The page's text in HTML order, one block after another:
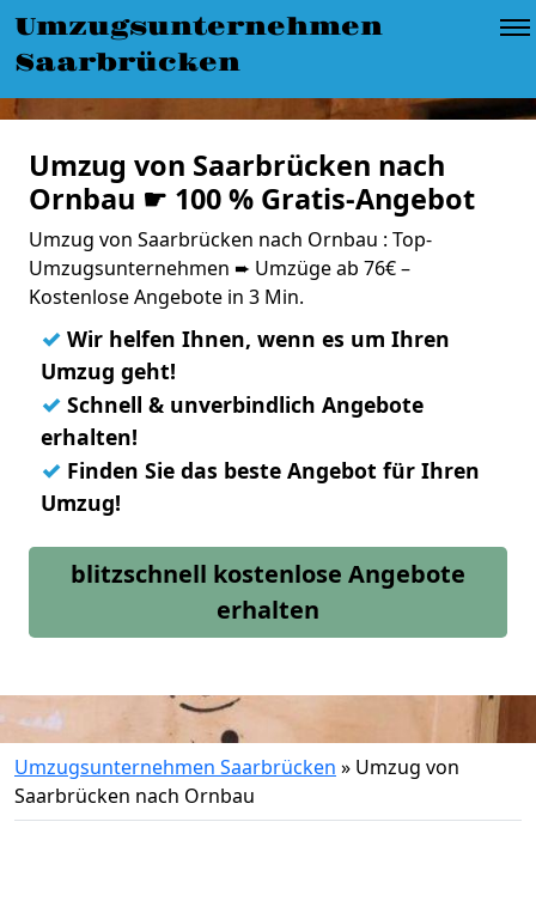
Umzugsunternehmen
Saarbrücken
Umzug von Saarbrücken nach
Ornbau ☛ 100 % Gratis-Angebot
Umzug von Saarbrücken nach Ornbau : Top-
Umzugsunternehmen ➨ Umzüge ab 76€ –
Kostenlose Angebote in 3 Min.
✓ Wir helfen Ihnen, wenn es um Ihren
Umzug geht!
✓ Schnell & unverbindlich Angebote
erhalten!
✓ Finden Sie das beste Angebot für Ihren
Umzug!
blitzschnell kostenlose Angebote
erhalten
Umzugsunternehmen Saarbrücken » Umzug von
Saarbrücken nach Ornbau